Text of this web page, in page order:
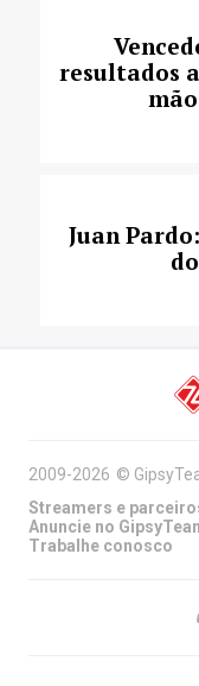
resultados
Juan
2009-2026 ©
Streamers e
Anuncie no
Trabalhe conosco